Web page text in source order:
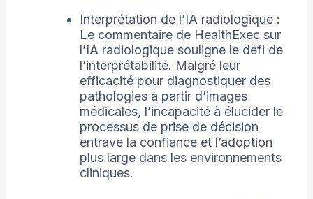
Interprétation de l’IA radiologique :
Le commentaire de HealthExec sur
l’IA radiologique souligne le défi de
l’interprétabilité. Malgré leur
efficacité pour diagnostiquer des
pathologies à partir d’images
médicales, l’incapacité à élucider le
processus de prise de décision
entrave la confiance et l’adoption
plus large dans les environnements
cliniques.